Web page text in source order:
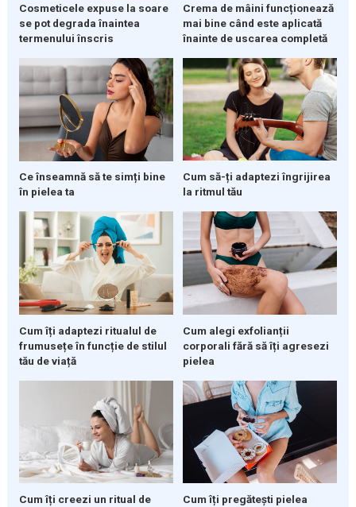
Cosmeticele expuse la soare
se pot degrada înaintea
termenului înscris
Crema de mâini funcționează
mai bine când este aplicată
înainte de uscarea completă
Ce înseamnă să te simți bine
în pielea ta
Cum să-ți adaptezi îngrijirea
la ritmul tău
Cum îți adaptezi ritualul de
frumusețe în funcție de stilul
tău de viață
Cum alegi exfolianții
corporali fără să îți agresezi
pielea
Cum îți creezi un ritual de
Cum îți pregătești pielea